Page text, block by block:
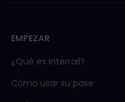
EMPEZAR
¿Qué es Interrail?
Cómo usar su pase